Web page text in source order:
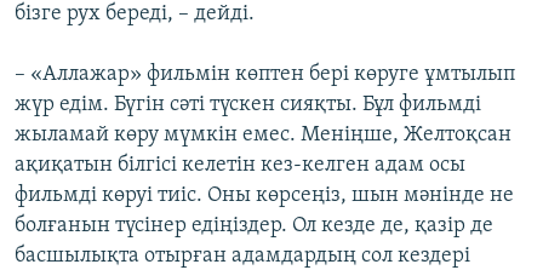
бізге рух береді, – дейді.
– «Аллажар» фильмін көптен бері көруге ұмтылып
жүр едім. Бүгін сәті түскен сияқты. Бұл фильмді
жыламай көру мүмкін емес. Меніңше, Желтоқсан
ақиқатын білгісі келетін кез-келген адам осы
фильмді көруі тиіс. Оны көрсеңіз, шын мәнінде не
болғанын түсінер едіңіздер. Ол кезде де, қазір де
басшылықта отырған адамдардың сол кездері